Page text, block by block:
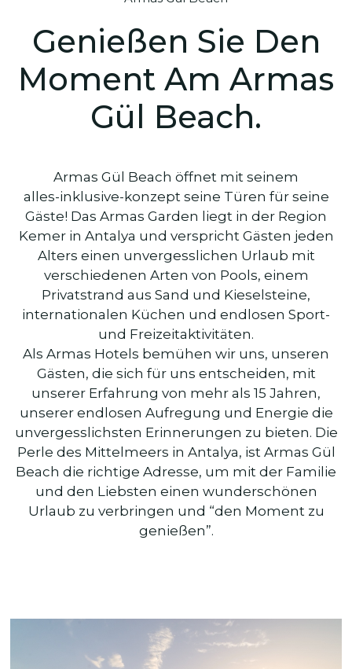
Genießen Sie Den
Moment Am Armas
Gül Beach.
Armas Gül Beach öffnet mit seinem
alles-inklusive-konzept seine Türen für seine
Gäste! Das Armas Garden liegt in der Region
Kemer in Antalya und verspricht Gästen jeden
Alters einen unvergesslichen Urlaub mit
verschiedenen Arten von Pools, einem
Privatstrand aus Sand und Kieselsteine,
internationalen Küchen und endlosen Sport-
und Freizeitaktivitäten.
Als Armas Hotels bemühen wir uns, unseren
Gästen, die sich für uns entscheiden, mit
unserer Erfahrung von mehr als 15 Jahren,
unserer endlosen Aufregung und Energie die
unvergesslichsten Erinnerungen zu bieten. Die
Perle des Mittelmeers in Antalya, ist Armas Gül
Beach die richtige Adresse, um mit der Familie
und den Liebsten einen wunderschönen
Urlaub zu verbringen und “den Moment zu
genießen”.